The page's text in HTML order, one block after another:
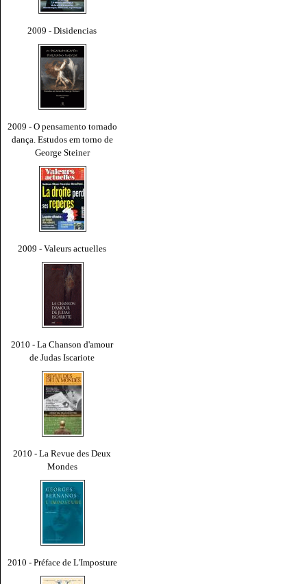
2009 - Disidencias
2009 - O pensamento tornado
dança. Estudos em torno de
George Steiner
2009 - Valeurs actuelles
2010 - La Chanson d'amour
de Judas Iscariote
2010 - La Revue des Deux
Mondes
2010 - Préface de L'Imposture